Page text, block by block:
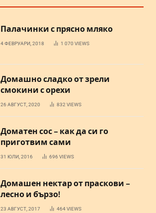
Палачинки с прясно мляко
4 ФЕВРУАРИ, 2018 1 070 VIEWS
Домашно сладко от зрели
смокини с орехи
26 АВГУСТ, 2020 832 VIEWS
Доматен сос – как да си го
приготвим сами
31 ЮЛИ, 2016 696 VIEWS
Домашен нектар от праскови –
лесно и бързо!
23 АВГУСТ, 2017 464VIEWS